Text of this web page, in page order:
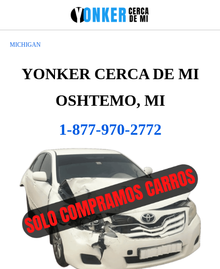
MICHIGAN
YONKER CERCA DE MI
OSHTEMO, MI
1-877-970-2772